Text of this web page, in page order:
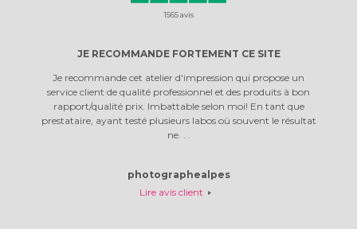
1565avis
JE RECOMMANDE FORTEMENT CE SITE
Je recommande cet atelier d'impression qui propose un
service client de qualité professionnel et des produits à bon
rapport/qualité prix. Imbattable selon moi! En tant que
prestataire, ayant testé plusieurs labos où souvent le résultat
ne. . .
photographealpes
Lire avis client